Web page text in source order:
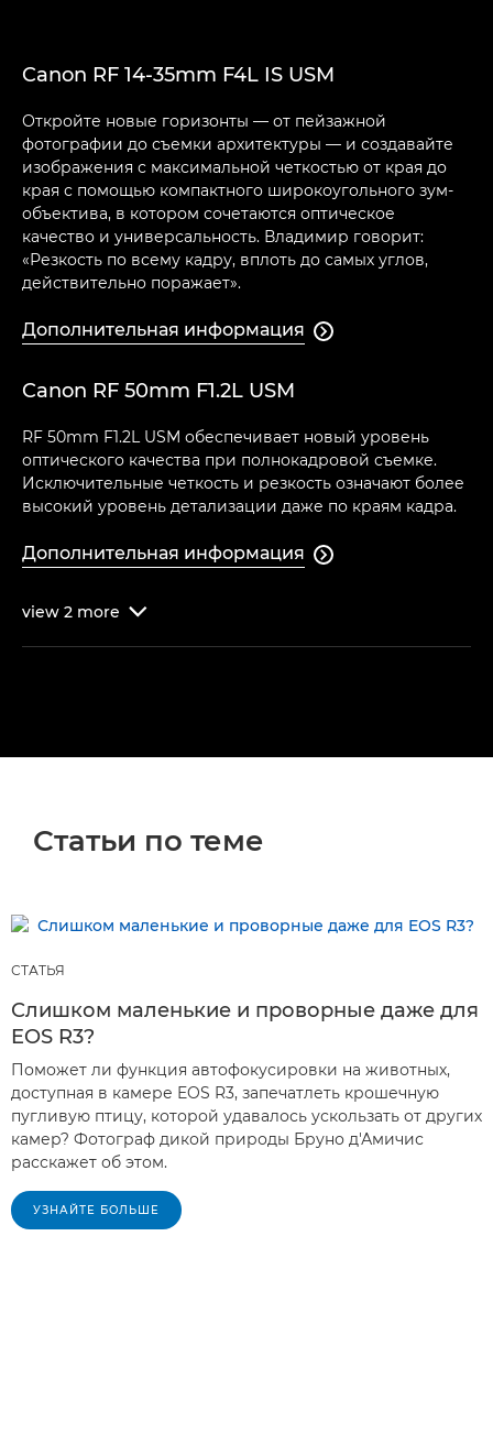
Canon RF 14-35mm F4L IS USM
Откройте новые горизонты — от пейзажной
фотографии до съемки архитектуры — и создавайте
изображения с максимальной четкостью от края до
края с помощью компактного широкоугольного зум-
объектива, в котором сочетаются оптическое
качество и универсальность. Владимир говорит:
«Резкость по всему кадру, вплоть до самых углов,
действительно поражает».
Дополнительная информация 
Canon RF 50mm F1.2L USM
RF 50mm F1.2L USM обеспечивает новый уровень
оптического качества при полнокадровой съемке.
Исключительные четкость и резкость означают более
высокий уровень детализации даже по краям кадра.
Дополнительная информация 
view 2 more 
Статьи по теме
СТАТЬЯ
Слишком маленькие и проворные даже для
EOS R3?
Поможет ли функция автофокусировки на животных,
доступная в камере EOS R3, запечатлеть крошечную
пугливую птицу, которой удавалось ускользать от других
камер? Фотограф дикой природы Бруно д'Амичис
расскажет об этом.
УЗНАЙТЕ БОЛЬШЕ